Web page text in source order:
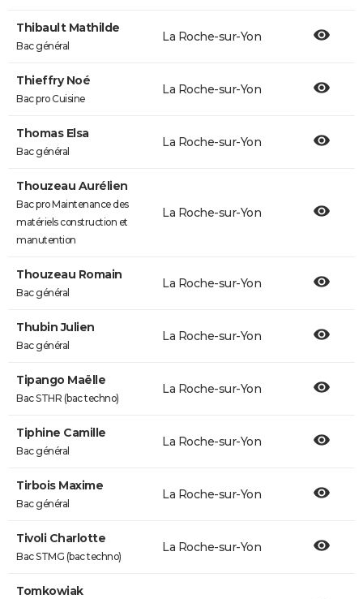
Thibault Mathilde
Bac général
La Roche-sur-Yon
Thieffry Noé
Bac pro Cuisine
La Roche-sur-Yon
Thomas Elsa
Bac général
La Roche-sur-Yon
Thouzeau Aurélien
Bac pro Maintenance des
matériels construction et
manutention
La Roche-sur-Yon
Thouzeau Romain
Bac général
La Roche-sur-Yon
Thubin Julien
Bac général
La Roche-sur-Yon
Tipango Maëlle
Bac STHR (bac techno)
La Roche-sur-Yon
Tiphine Camille
Bac général
La Roche-sur-Yon
Tirbois Maxime
Bac général
La Roche-sur-Yon
Tivoli Charlotte
Bac STMG (bac techno)
La Roche-sur-Yon
Tomkowiak